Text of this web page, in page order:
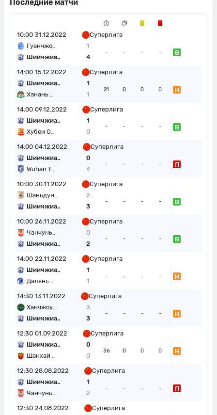
Последние матчи
10:00 31.12.2022
Суперлига
Гуанчжо..
1
Шиичжиа..
4
- - - - В
14:00 15.12.2022
Суперлига
Шиичжиа..
1
Хэнань ..
1
21 0 0 0 Н
14:00 09.12.2022
Суперлига
Шиичжиа..
1
Хубеи О..
0
- - - - В
14:00 04.12.2022
Суперлига
Шиичжиа..
0
Wuhan T..
4
- - - - П
10:00 30.11.2022
Суперлига
Шаньдун..
2
Шиичжиа..
3
- - - - В
10:00 26.11.2022
Суперлига
Чанчунь..
0
Шиичжиа..
2
- - - - В
14:00 22.11.2022
Суперлига
Шиичжиа..
1
Далянь ..
1
- - - - Н
14:30 13.11.2022
Суперлига
Ханчжоу..
3
Шиичжиа..
3
- - - - Н
12:30 01.09.2022
Суперлига
Шиичжиа..
0
Шанхай ..
0
36 0 0 0 Н
12:30 28.08.2022
Суперлига
Шиичжиа..
1
Чанчунь..
2
- - - - П
12:30 24.08.2022
Суперлига